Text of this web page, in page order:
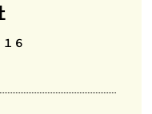
６